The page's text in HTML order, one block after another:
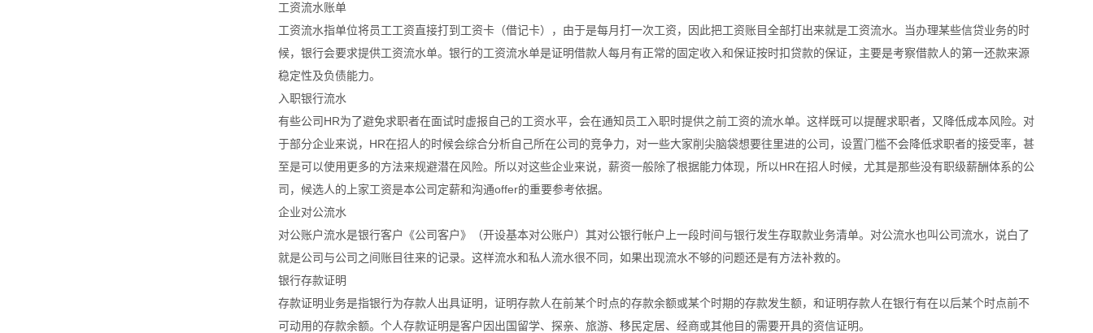
工资流水账单
工资流水指单位将员工工资直接打到工资卡（借记卡），由于是每月打一次工资，因此把工资账目全部打出来就是工资流水。当办理某些信贷业务的时
候，银行会要求提供工资流水单。银行的工资流水单是证明借款人每月有正常的固定收入和保证按时扣贷款的保证，主要是考察借款人的第一还款来源
稳定性及负债能力。
入职银行流水
有些公司HR为了避免求职者在面试时虚报自己的工资水平，会在通知员工入职时提供之前工资的流水单。这样既可以提醒求职者，又降低成本风险。对
于部分企业来说，HR在招人的时候会综合分析自己所在公司的竞争力，对一些大家削尖脑袋想要往里进的公司，设置门槛不会降低求职者的接受率，甚
至是可以使用更多的方法来规避潜在风险。所以对这些企业来说，薪资一般除了根据能力体现，所以HR在招人时候，尤其是那些没有职级薪酬体系的公
司，候选人的上家工资是本公司定薪和沟通offer的重要参考依据。
企业对公流水
对公账户流水是银行客户《公司客户》（开设基本对公账户）其对公银行帐户上一段时间与银行发生存取款业务清单。对公流水也叫公司流水，说白了
就是公司与公司之间账目往来的记录。这样流水和私人流水很不同，如果出现流水不够的问题还是有方法补救的。
银行存款证明
存款证明业务是指银行为存款人出具证明，证明存款人在前某个时点的存款余额或某个时期的存款发生额，和证明存款人在银行有在以后某个时点前不
可动用的存款余额。个人存款证明是客户因出国留学、探亲、旅游、移民定居、经商或其他目的需要开具的资信证明。